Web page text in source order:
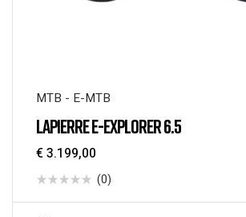
MTB - E-MTB
LAPIERRE E-EXPLORER 6.5
€ 3.199,00
(0)